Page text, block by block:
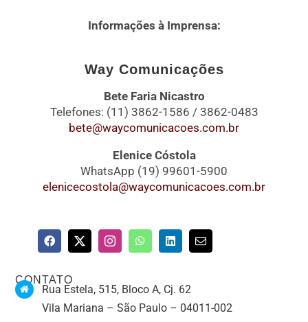
Informações à Imprensa:
Way Comunicações
Bete Faria Nicastro
Telefones: (11) 3862-1586 / 3862-0483
bete@waycomunicacoes.com.br
Elenice Cóstola
WhatsApp (19) 99601-5900
elenicecostola@waycomunicacoes.com.br
CONTATO
Rua Estela, 515, Bloco A, Cj. 62
Vila Mariana – São Paulo – 04011-002